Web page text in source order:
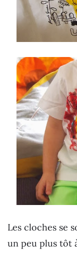
Les cloches se
un peu plus tôt